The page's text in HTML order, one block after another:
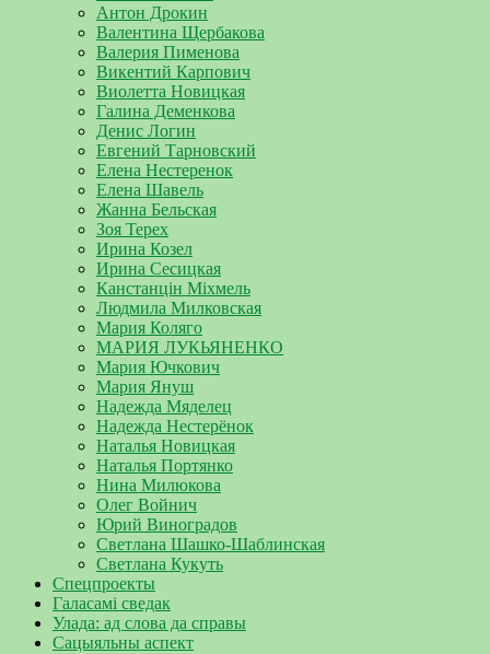
Антон Дрокин
Валентина Щербакова
Валерия Пименова
Викентий Карпович
Виолетта Новицкая
Галина Деменкова
Денис Логин
Евгений Тарновский
Елена Нестеренок
Елена Шавель
Жанна Бельская
Зоя Терех
Ирина Козел
Ирина Сесицкая
Канстанцін Міхмель
Людмила Милковская
Мария Коляго
МАРИЯ ЛУКЬЯНЕНКО
Мария Ючкович
Мария Януш
Надежда Мяделец
Надежда Нестерёнок
Наталья Новицкая
Наталья Портянко
Нина Милюкова
Олег Войнич
Юрий Виноградов
Светлана Шашко-Шаблинская
Светлана Кукуть
Спецпроекты
Галасамі сведак
Улада: ад слова да справы
Сацыяльны аспект